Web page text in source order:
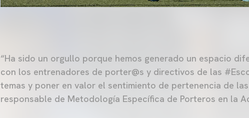
“Ha sido un orgullo porque hemos generado un espacio
con los entrenadores de porter@s y directivos de las
temas y poner en valor el sentimiento de pertenencia de
responsable de Metodología Específica de Porteros en la